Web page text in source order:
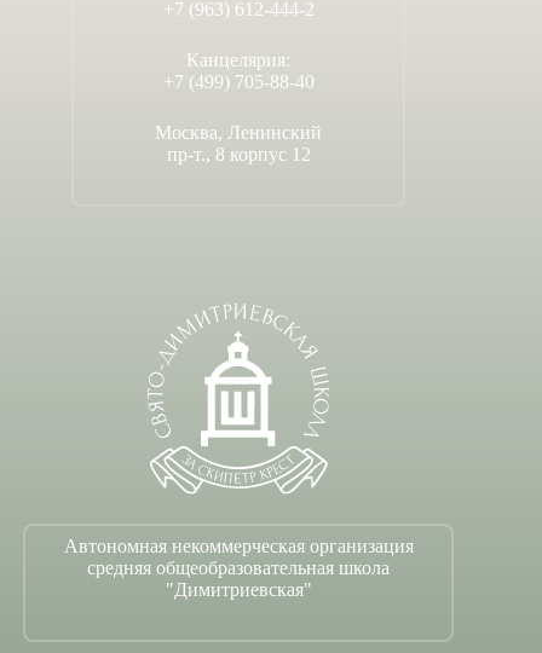
+7 (963) 612-444-2
Канцелярия:
+7 (499) 705-88-40
Москва, Ленинский
пр-т., 8 корпус 12
Автономная некоммерческая организация
средняя общеобразовательная школа
"Димитриевская"